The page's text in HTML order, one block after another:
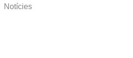
Notícies